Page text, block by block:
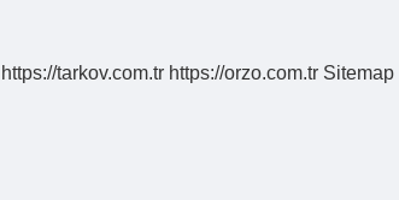
https://tarkov.com.tr https://orzo.com.tr Sitemap